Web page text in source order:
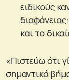
ειδικούς
και το
«Πιστεύω ότι
σημαντικά